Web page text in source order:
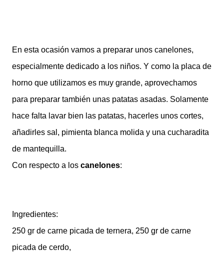
En esta ocasión vamos a preparar unos canelones,
especialmente dedicado a los niños. Y como la placa de
horno que utilizamos es muy grande, aprovechamos
para preparar también unas patatas asadas. Solamente
hace falta lavar bien las patatas, hacerles unos cortes,
añadirles sal, pimienta blanca molida y una cucharadita
de mantequilla.
Con respecto a los canelones:
Ingredientes:
250 gr de carne picada de ternera, 250 gr de carne
picada de cerdo,